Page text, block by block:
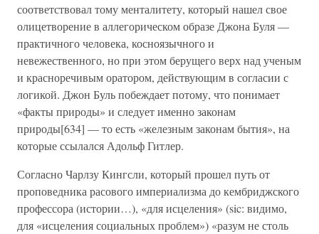
соответствовал тому менталитету, который нашел свое
олицетворение в аллегорическом образе Джона Буля —
практичного человека, косноязычного и
невежественного, но при этом берущего верх над ученым
и красноречивым оратором, действующим в согласии с
логикой. Джон Буль побеждает потому, что понимает
«факты природы» и следует именно законам
природы[634] — то есть «железным законам бытия», на
которые ссылался Адольф Гитлер.
Согласно Чарлзу Кингсли, который прошел путь от
проповедника расового империализма до кембриджского
профессора (истории…), «для исцеления» (sic: видимо,
для «исцеления социальных проблем») «разум не столь